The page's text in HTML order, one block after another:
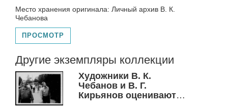
Место хранения оригинала: Личный архив В. К.
Чебанова
ПРОСМОТР
Другие экземпляры коллекции
Художники В. К.
Чебанов и В. Г.
Кирьянов оценивают